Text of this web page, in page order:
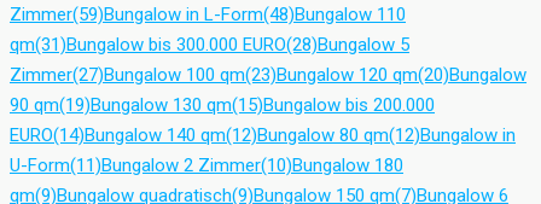
Zimmer(59)Bungalow in L-Form(48)Bungalow 110
qm(31)Bungalow bis 300.000 EURO(28)Bungalow 5
Zimmer(27)Bungalow 100 qm(23)Bungalow 120 qm(20)Bungalow
90 qm(19)Bungalow 130 qm(15)Bungalow bis 200.000
EURO(14)Bungalow 140 qm(12)Bungalow 80 qm(12)Bungalow in
U-Form(11)Bungalow 2 Zimmer(10)Bungalow 180
qm(9)Bungalow quadratisch(9)Bungalow 150 qm(7)Bungalow 6